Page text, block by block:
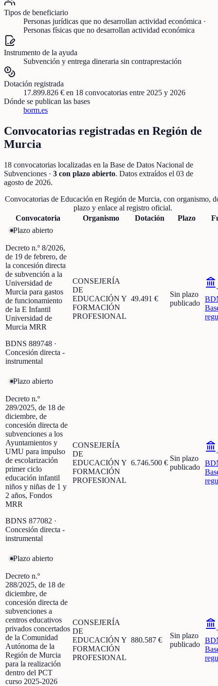
Tipos de beneficiario
Personas jurídicas que no desarrollan actividad económica ·
Personas físicas que no desarrollan actividad económica
Instrumento de la ayuda
Subvención y entrega dineraria sin contraprestación
Dotación registrada
17.899.826 € en 18 convocatorias entre 2025 y 2026
Dónde se publican las bases
borm.es
Convocatorias registradas en Región de
Murcia
18 convocatorias localizadas en la Base de Datos Nacional de
Subvenciones · 3 con plazo abierto. Datos extraídos el 03 de
agosto de 2026.
Convocatorias de Educación en Región de Murcia, con organismo,
plazo y enlace al registro oficial.
Convocatoria
Organismo Dotación Plazo
Plazo abierto
Decreto n.º 8/2026,
de 19 de febrero, de
la concesión directa
de subvención a la
Universidad de
Murcia para gastos
de funcionamiento
de la E Infantil
Universidad de
Murcia MRR
BDNS 889748 ·
Concesión directa -
instrumental
CONSEJERÍA
DE
EDUCACIÓN Y
FORMACIÓN
PROFESIONAL
49.491 €
Sin plazo
publicado
Plazo abierto
Decreto n.º
289/2025, de 18 de
diciembre, de
concesión directa de
subvenciones a los
Ayuntamientos y
UMU para impulso
de escolarización
primer ciclo
educación infantil
niños y niñas de 1 y
2 años, Fondos
MRR
BDNS 877082 ·
Concesión directa -
instrumental
CONSEJERÍA
DE
EDUCACIÓN Y
FORMACIÓN
PROFESIONAL
6.746.500 €
Sin plazo
publicado
Plazo abierto
Decreto n.º
288/2025, de 18 de
diciembre, de
concesión directa de
subvenciones a
centros educativos
privados concertados
de la Comunidad
Autónoma de la
Región de Murcia
para la realización
dentro del PCT
curso 2025-2026
CONSEJERÍA
DE
EDUCACIÓN Y
FORMACIÓN
PROFESIONAL
880.587 €
Sin plazo
publicado